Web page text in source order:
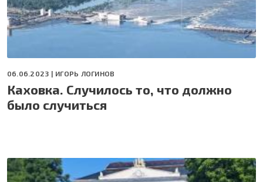
06.06.2023 | ИГОРЬ ЛОГИНОВ
Каховка. Случилось то, что должно
было случиться